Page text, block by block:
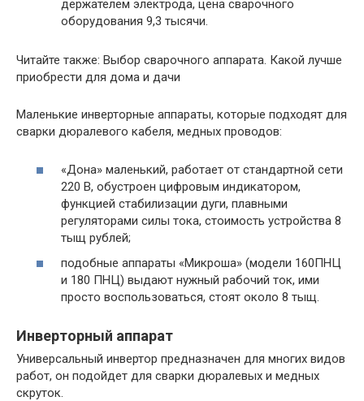
держателем электрода, цена сварочного
оборудования 9,3 тысячи.
Читайте также: Выбор сварочного аппарата. Какой лучше
приобрести для дома и дачи
Маленькие инверторные аппараты, которые подходят для
сварки дюралевого кабеля, медных проводов:
«Дона» маленький, работает от стандартной сети
220 В, обустроен цифровым индикатором,
функцией стабилизации дуги, плавными
регуляторами силы тока, стоимость устройства 8
тыщ рублей;
подобные аппараты «Микроша» (модели 160ПНЦ
и 180 ПНЦ) выдают нужный рабочий ток, ими
просто воспользоваться, стоят около 8 тыщ.
Инверторный аппарат
Универсальный инвертор предназначен для многих видов
работ, он подойдет для сварки дюралевых и медных
скруток.